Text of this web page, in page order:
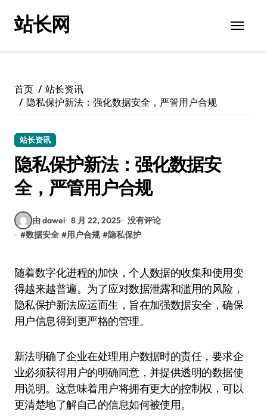
站长网
首页
站长资讯
隐私保护新法：强化数据安全，严管用户合规
站长资讯
隐私保护新法：强化数据安
全，严管用户合规
由 dawei 8 月 22, 2025 没有评论
#数据安全 #用户合规 #隐私保护
随着数字化进程的加快，个人数据的收集和使用变
得越来越普遍。为了应对数据泄露和滥用的风险，
隐私保护新法应运而生，旨在加强数据安全，确保
用户信息得到更严格的管理。
新法明确了企业在处理用户数据时的责任，要求企
业必须获得用户的明确同意，并提供透明的数据使
用说明。这意味着用户将拥有更大的控制权，可以
更清楚地了解自己的信息如何被使用。